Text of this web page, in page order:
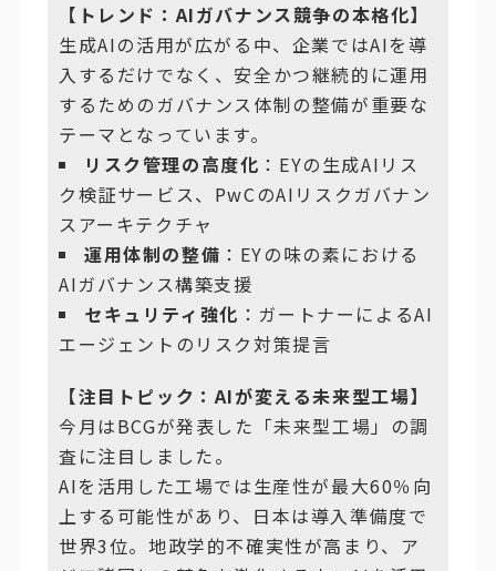
【トレンド：AIガバナンス競争の本格化】
生成AIの活用が広がる中、企業ではAIを導
入するだけでなく、安全かつ継続的に運用
するためのガバナンス体制の整備が重要な
テーマとなっています。
リスク管理の高度化 ：EYの生成AIリス
ク検証サービス、PwCのAIリスクガバナン
スアーキテクチャ
運用体制の整備 ：EYの味の素における
AIガバナンス構築支援
セキュリティ強化 ：ガートナーによるAI
エージェントのリスク対策提言
【注目トピック：AIが変える未来型工場】
今月はBCGが発表した「未来型工場」の調
査に注目しました。
AIを活用した工場では生産性が最大60％向
上する可能性があり、日本は導入準備度で
世界3位。地政学的不確実性が高まり、ア